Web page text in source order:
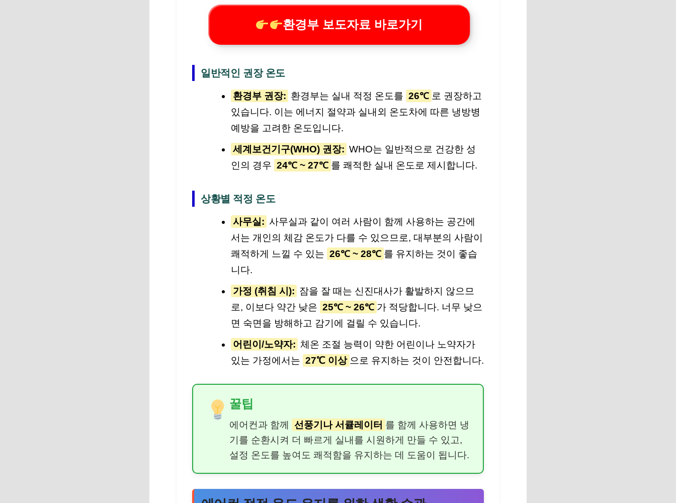
환경부 보도자료 바로가기
일반적인 권장 온도
환경부 권장: 환경부는 실내 적정 온도를 26℃ 로 권장하고
있습니다. 이는 에너지 절약과 실내외 온도차에 따른 냉방병
예방을 고려한 온도입니다.
세계보건기구(WHO) 권장: WHO는 일반적으로 건강한 성
인의 경우 24℃ ~ 27℃ 를 쾌적한 실내 온도로 제시합니다.
상황별 적정 온도
사무실: 사무실과 같이 여러 사람이 함께 사용하는 공간에
서는 개인의 체감 온도가 다를 수 있으므로, 대부분의 사람이
쾌적하게 느낄 수 있는 26℃ ~ 28℃ 를 유지하는 것이 좋습
니다.
가정 (취침 시): 잠을 잘 때는 신진대사가 활발하지 않으므
로, 이보다 약간 낮은 25℃ ~ 26℃ 가 적당합니다. 너무 낮으
면 숙면을 방해하고 감기에 걸릴 수 있습니다.
어린이/노약자: 체온 조절 능력이 약한 어린이나 노약자가
있는 가정에서는 27℃ 이상 으로 유지하는 것이 안전합니다.
꿀팁
에어컨과 함께 선풍기나 서큘레이터 를 함께 사용하면 냉
기를 순환시켜 더 빠르게 실내를 시원하게 만들 수 있고,
설정 온도를 높여도 쾌적함을 유지하는 데 도움이 됩니다.